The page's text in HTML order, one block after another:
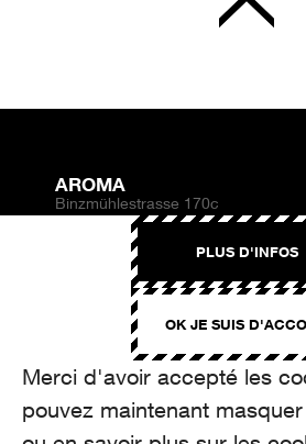
Merci d'avoir accepté les
pouvez maintenant
OK JE SUIS
PLUS D'INFOS
AROMA
Binzmühlestrasse 170c
CH-8050 Zürich
CONTACT
hello@aroma.ch
Onlineformular
+41 44 208 12 29
FOLLOW US